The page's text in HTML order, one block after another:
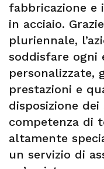
fabbricazione
in acciaio.
pluriennale,
soddisfare ogni
personalizzate,
prestazioni e
disposizione
competenza di
altamente
un servizio di